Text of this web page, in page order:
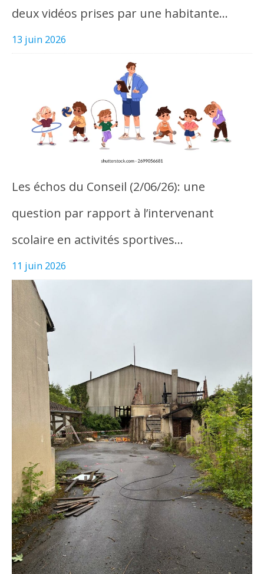
deux vidéos prises par une habitante…
13 juin 2026
Les échos du Conseil (2/06/26): une
question par rapport à l’intervenant
scolaire en activités sportives…
11 juin 2026